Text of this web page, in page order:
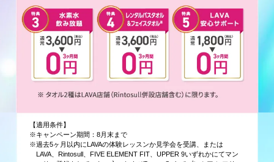
【適用条件】
※キャンペーン期間：8月末まで
※過去5ヶ月以内にLAVAの体験レッスンか見学会を受講、または
LAVA、Rintosull、FIVE ELEMENT FIT、UPPER 9いずれかにてマン